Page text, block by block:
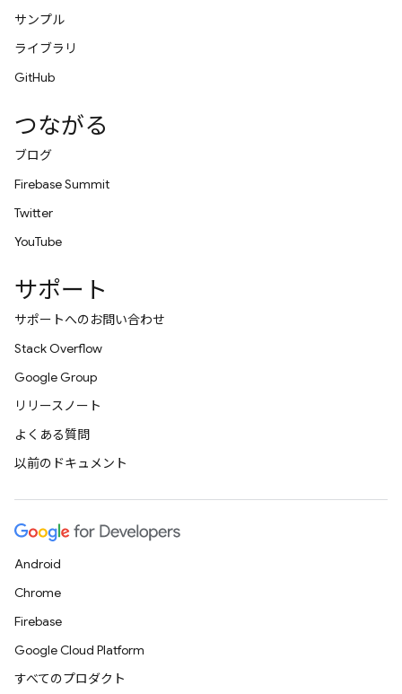
サンプル
ライブラリ
GitHub
つながる
ブログ
Firebase Summit
Twitter
YouTube
サポート
サポートへのお問い合わせ
Stack Overflow
Google Group
リリースノート
よくある質問
以前のドキュメント
Android
Chrome
Firebase
Google Cloud Platform
すべてのプロダクト